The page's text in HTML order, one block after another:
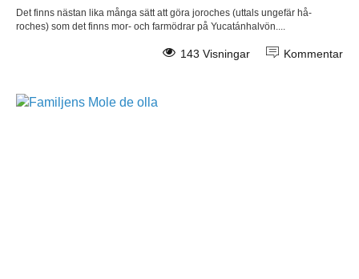
Det finns nästan lika många sätt att göra joroches (uttals ungefär hå-
roches) som det finns mor- och farmödrar på Yucatánhalvön....
Kommentar
143 Visningar